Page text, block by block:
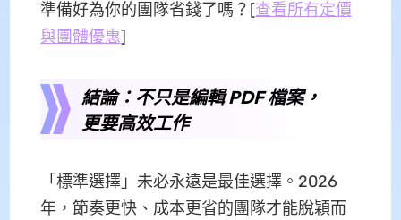
準備好為你的團隊省錢了嗎？[查看所有定價
與團體優惠]
結論：不只是編輯 PDF 檔案，
更要高效工作
「標準選擇」未必永遠是最佳選擇。2026
年，節奏更快、成本更省的團隊才能脫穎而